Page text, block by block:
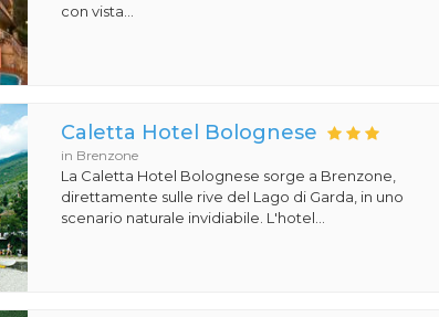
con vista...
Caletta Hotel Bolognese
in Brenzone
La Caletta Hotel Bolognese sorge a Brenzone,
direttamente sulle rive del Lago di Garda, in uno
scenario naturale invidiabile. L'hotel...